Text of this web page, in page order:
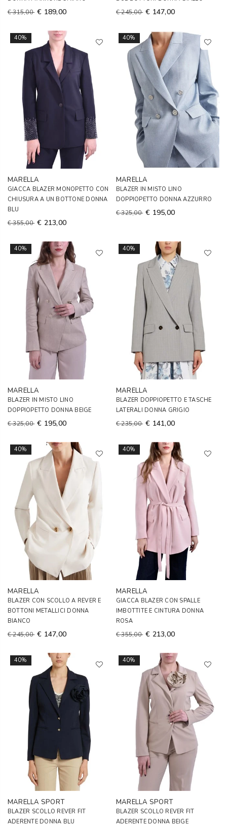
€ 315,00 € 189,00 € 245,00 € 147,00
40%
MARELLA
GIACCA BLAZER MONOPETTO CON
CHIUSURA A UN BOTTONE DONNA
BLU
€ 355,00 € 213,00
40%
MARELLA
BLAZER IN MISTO LINO
DOPPIOPETTO DONNA AZZURRO
€ 325,00 € 195,00
40%
MARELLA
BLAZER IN MISTO LINO
DOPPIOPETTO DONNA BEIGE
€ 325,00 € 195,00
40%
MARELLA
BLAZER DOPPIOPETTO E TASCHE
LATERALI DONNA GRIGIO
€ 235,00 € 141,00
40%
MARELLA
BLAZER CON SCOLLO A REVER E
BOTTONI METALLICI DONNA
BIANCO
€ 245,00 € 147,00
40%
MARELLA
GIACCA BLAZER CON SPALLE
IMBOTTITE E CINTURA DONNA
ROSA
€ 355,00 € 213,00
40%
MARELLA SPORT
BLAZER SCOLLO REVER FIT
ADERENTE DONNA BLU
40%
MARELLA SPORT
BLAZER SCOLLO REVER FIT
ADERENTE DONNA BEIGE